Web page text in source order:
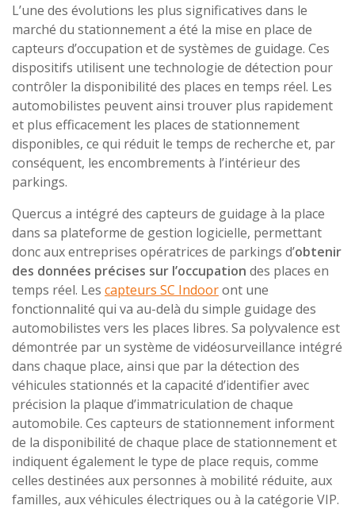
L’une des évolutions les plus significatives dans le
marché du stationnement a été la mise en place de
capteurs d’occupation et de systèmes de guidage. Ces
dispositifs utilisent une technologie de détection pour
contrôler la disponibilité des places en temps réel. Les
automobilistes peuvent ainsi trouver plus rapidement
et plus efficacement les places de stationnement
disponibles, ce qui réduit le temps de recherche et, par
conséquent, les encombrements à l’intérieur des
parkings.
Quercus a intégré des capteurs de guidage à la place
dans sa plateforme de gestion logicielle, permettant
donc aux entreprises opératrices de parkings d’obtenir
des données précises sur l’occupation des places en
temps réel. Les capteurs SC Indooront une
fonctionnalité qui va au-delà du simple guidage des
automobilistes vers les places libres. Sa polyvalence est
démontrée par un système de vidéosurveillance intégré
dans chaque place, ainsi que par la détection des
véhicules stationnés et la capacité d’identifier avec
précision la plaque d’immatriculation de chaque
automobile. Ces capteurs de stationnement informent
de la disponibilité de chaque place de stationnement et
indiquent également le type de place requis, comme
celles destinées aux personnes à mobilité réduite, aux
familles, aux véhicules électriques ou à la catégorie VIP.